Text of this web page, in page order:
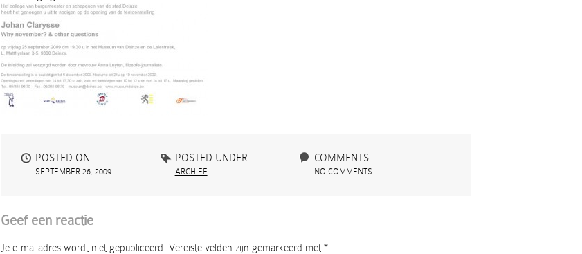
POSTED ON
SEPTEMBER 26, 2009
POSTED UNDER
ARCHIEF
COMMENTS
NO COMMENTS
Geef een reactie
Je e-mailadres wordt niet gepubliceerd. Vereiste velden zijn gemarkeerd met *